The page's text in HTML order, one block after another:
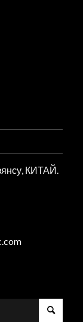
КИТАЙ.